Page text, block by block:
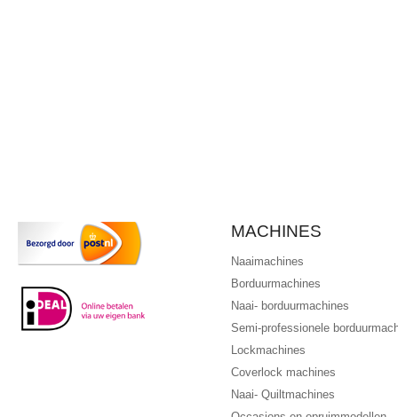
MACHINES
Naaimachines
Borduurmachines
Naai- borduurmachines
Semi-professionele
Lockmachines
Coverlock machines
Naai- Quiltmachines